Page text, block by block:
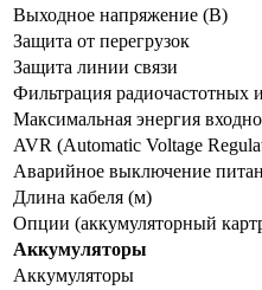
Выходное напряжение (В)
Защита от перегрузок
Защита линии связи
Фильтрация радиочастотных
Максимальная энергия
AVR (Automatic Voltage
Аварийное выключение
Длина кабеля (м)
Опции (аккумуляторный
Аккумуляторы
Аккумуляторы